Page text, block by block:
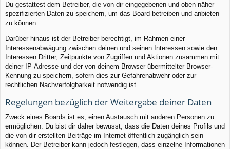
Du gestattest dem Betreiber, die von dir eingegebenen und oben näher
spezifizierten Daten zu speichern, um das Board betreiben und anbieten
zu können.
Darüber hinaus ist der Betreiber berechtigt, im Rahmen einer
Interessenabwägung zwischen deinen und seinen Interessen sowie den
Interessen Dritter, Zeitpunkte von Zugriffen und Aktionen zusammen mit
deiner IP-Adresse und der von deinem Browser übermittelter Browser-
Kennung zu speichern, sofern dies zur Gefahrenabwehr oder zur
rechtlichen Nachverfolgbarkeit notwendig ist.
Regelungen bezüglich der Weitergabe deiner Daten
Zweck eines Boards ist es, einen Austausch mit anderen Personen zu
ermöglichen. Du bist dir daher bewusst, dass die Daten deines Profils und
die von dir erstellten Beiträge im Internet öffentlich zugänglich sein
können. Der Betreiber kann jedoch festlegen, dass einzelne Informationen